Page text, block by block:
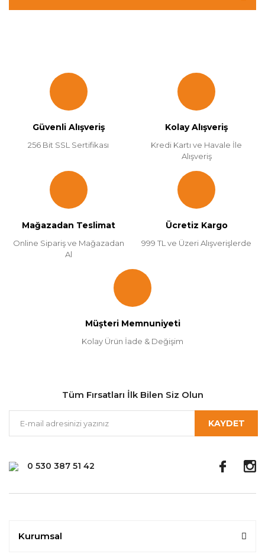
Güvenli Alışveriş
256 Bit SSL Sertifikası
Kolay Alışveriş
Kredi Kartı ve Havale İle
Alışveriş
Mağazadan Teslimat
Online Sipariş ve Mağazadan
Al
Ücretiz Kargo
999 TL ve Üzeri Alışverişlerde
Müşteri Memnuniyeti
Kolay Ürün İade & Değişim
0 530 387 51 42
Tüm Fırsatları İlk Bilen Siz Olun
KAYDET
Kurumsal